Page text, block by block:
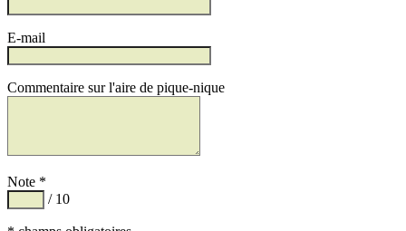
E-mail
Commentaire sur l'aire de pique-nique
Note *
/ 10